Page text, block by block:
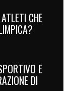
CHE
E
DI